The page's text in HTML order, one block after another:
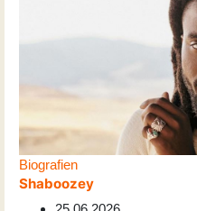
Biografien
Shaboozey